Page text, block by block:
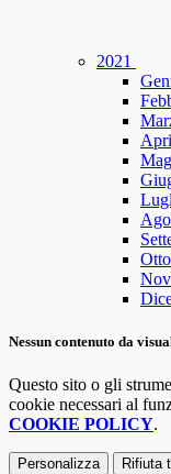
2021
Nessun contenuto da
Questo sito o gli
cookie necessari al
COOKIE POLICY.
Personalizza Rifiuta